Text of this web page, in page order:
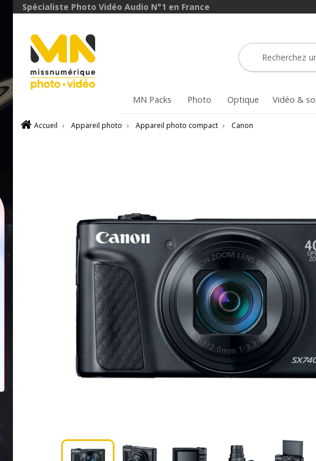
Spécialiste Photo Vidéo Audio N°1 en France
MN Packs Photo Optique Vidéo &
Accueil › Appareil photo › Appareil photo compact › Canon
avec le code